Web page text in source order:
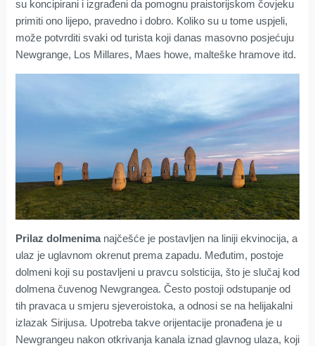
su koncipirani i izgrađeni da pomognu praistorijskom čovjeku
primiti ono lijepo, pravedno i dobro. Koliko su u tome uspjeli,
može potvrditi svaki od turista koji danas masovno posjećuju
Newgrange, Los Millares, Maes howe, malteške hramove itd.
Prilaz dolmenimanajčešće je postavljen na liniji ekvinocija, a
ulaz je uglavnom okrenut prema zapadu. Međutim, postoje
dolmeni koji su postavljeni u pravcu solsticija, što je slučaj kod
dolmena čuvenog Newgrangea. Često postoji odstupanje od
tih pravaca u smjeru sjeveroistoka, a odnosi se na helijakalni
izlazak Sirijusa. Upotreba takve orijentacije pronađena je u
Newgrangeu nakon otkrivanja kanala iznad glavnog ulaza, koji